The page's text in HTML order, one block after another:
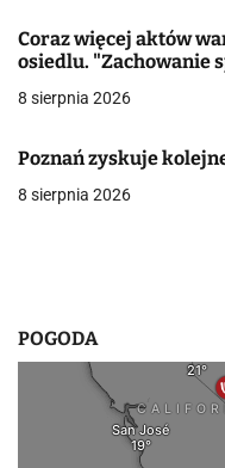
w
p
s
u
Coraz więcej aktów
osiedlu. "Zachowanie
8 sierpnia 2026
Poznań zyskuje
8 sierpnia 2026
POGODA